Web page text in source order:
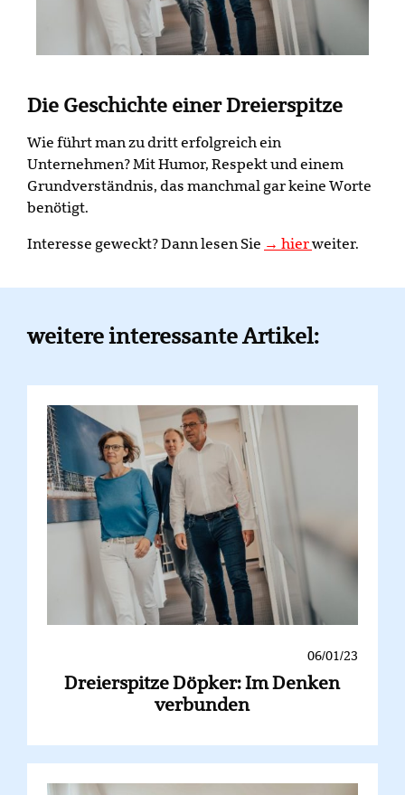
Die Geschichte einer Dreierspitze
Wie führt man zu dritt erfolgreich ein
Unternehmen? Mit Humor, Respekt und einem
Grundverständnis, das manchmal gar keine Worte
benötigt.
Interesse geweckt? Dann lesen Sie → hierweiter.
weitere interessante Artikel:
06/01/23
Dreierspitze Döpker: Im Denken
verbunden